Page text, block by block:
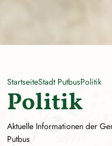
StartseiteStadt PutbusPolitik
Politik
Aktuelle Informationen der
Putbus